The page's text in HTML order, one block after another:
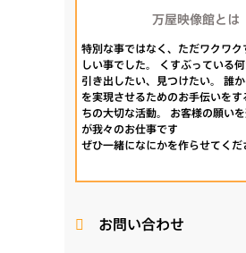
万屋映像館とは
特別な事ではなく、ただワクワク
しい事でした。 くすぶっている
引き出したい、見つけたい。 誰
を実現させるためのお手伝いをす
ちの大切な活動。 お客様の願い
が我々のお仕事です
ぜひ一緒になにかを作らせてくだ
お問い合わせ